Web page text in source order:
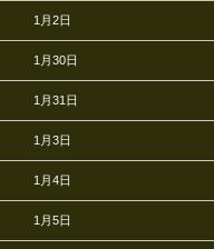
1月2日
1月30日
1月31日
1月3日
1月4日
1月5日